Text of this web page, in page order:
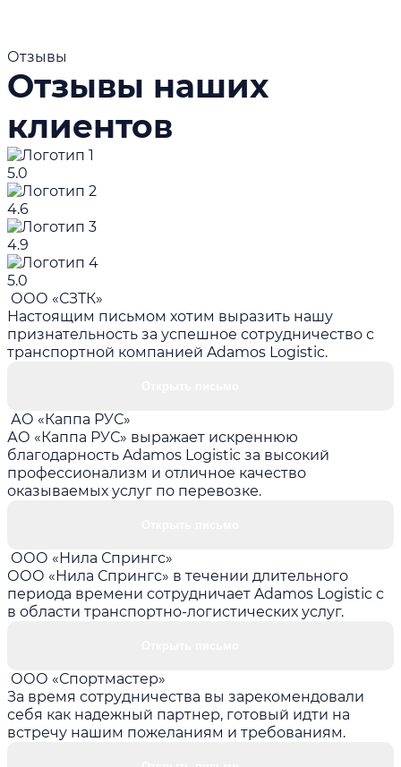
Отзывы
Отзывы наших
клиентов
5.0
4.6
4.9
5.0
ООО «СЗТК»
Настоящим письмом хотим выразить нашу
признательность за успешное сотрудничество с
транспортной компанией Adamos Logistic.
АО «Каппа РУС»
АО «Каппа РУС» выражает искреннюю
благодарность Adamos Logistic за высокий
профессионализм и отличное качество
оказываемых услуг по перевозке.
ООО «Нила Спрингс»
ООО «Нила Спрингс» в течении длительного
периода времени сотрудничает Adamos Logistic с
в области транспортно-логистических услуг.
ООО «Спортмастер»
За время сотрудничества вы зарекомендовали
себя как надежный партнер, готовый идти на
встречу нашим пожеланиям и требованиям.